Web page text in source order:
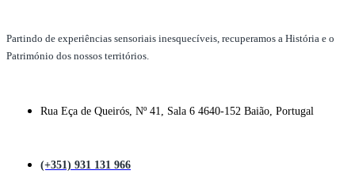
Partindo de experiências sensoriais inesquecíveis, recuperamos a História e o
Património dos nossos territórios.
Rua Eça de Queirós, Nº 41, Sala 6 4640-152 Baião, Portugal
(+351) 931 131 966